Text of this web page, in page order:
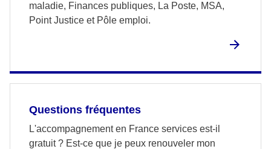
maladie, Finances publiques, La Poste, MSA,
Point Justice et Pôle emploi.
Questions fréquentes
L'accompagnement en France services est-il
gratuit ? Est-ce que je peux renouveler mon